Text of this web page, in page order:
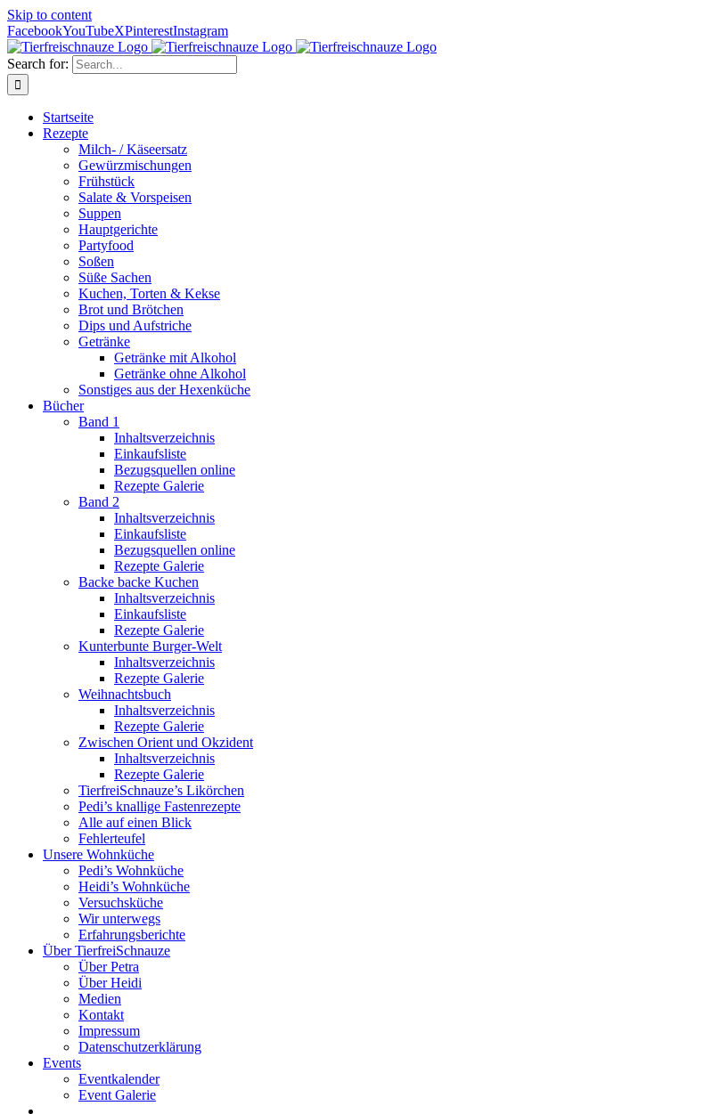
Skip to content
FacebookYouTubeXPinterestInstagram
Search for:
Startseite
Rezepte
Milch- / Käseersatz
Gewürzmischungen
Frühstück
Salate & Vorspeisen
Suppen
Hauptgerichte
Partyfood
Soßen
Süße Sachen
Kuchen, Torten & Kekse
Brot und Brötchen
Dips und Aufstriche
Getränke
Getränke mit Alkohol
Getränke ohne Alkohol
Sonstiges aus der Hexenküche
Bücher
Band 1
Inhaltsverzeichnis
Einkaufsliste
Bezugsquellen online
Rezepte Galerie
Band 2
Inhaltsverzeichnis
Einkaufsliste
Bezugsquellen online
Rezepte Galerie
Backe backe Kuchen
Inhaltsverzeichnis
Einkaufsliste
Rezepte Galerie
Kunterbunte Burger-Welt
Inhaltsverzeichnis
Rezepte Galerie
Weihnachtsbuch
Inhaltsverzeichnis
Rezepte Galerie
Zwischen Orient und Okzident
Inhaltsverzeichnis
Rezepte Galerie
TierfreiSchnauze’s Likörchen
Pedi’s knallige Fastenrezepte
Alle auf einen Blick
Fehlerteufel
Unsere Wohnküche
Pedi’s Wohnküche
Heidi’s Wohnküche
Versuchsküche
Wir unterwegs
Erfahrungsberichte
Über TierfreiSchnauze
Über Petra
Über Heidi
Medien
Kontakt
Impressum
Datenschutzerklärung
Events
Eventkalender
Event Galerie